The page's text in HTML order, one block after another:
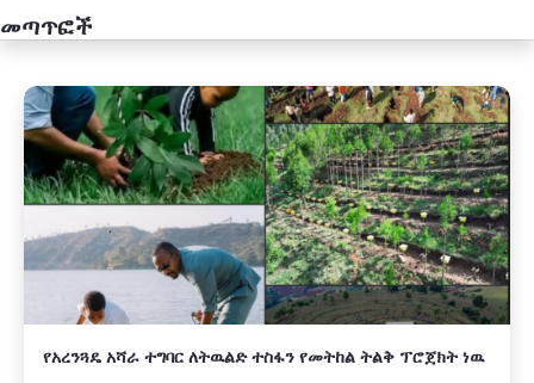
መጣጥፎች
አዲስ
የአረንጓዴ አሻራ ተግባር ለትዉልድ ተስፋን የመትከል ትልቅ ፕሮጀክት ነዉ